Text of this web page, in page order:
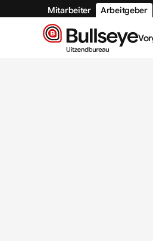
Mitarbeiter Arbeitgeber